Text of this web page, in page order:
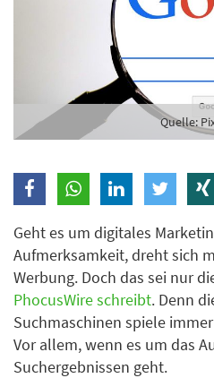
Quelle:
Geht es um digitales
Aufmerksamkeit, dreht sich
Werbung. Doch das sei nur
PhocusWire schreibt. Denn
Suchmaschinen spiele
Vor allem, wenn es um das
Suchergebnissen geht.
Ich möchte folgende
Tageskarte-Newsletter
Ich habe die
genommen.